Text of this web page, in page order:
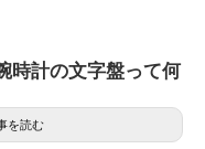
時計の文字盤って何
を読む